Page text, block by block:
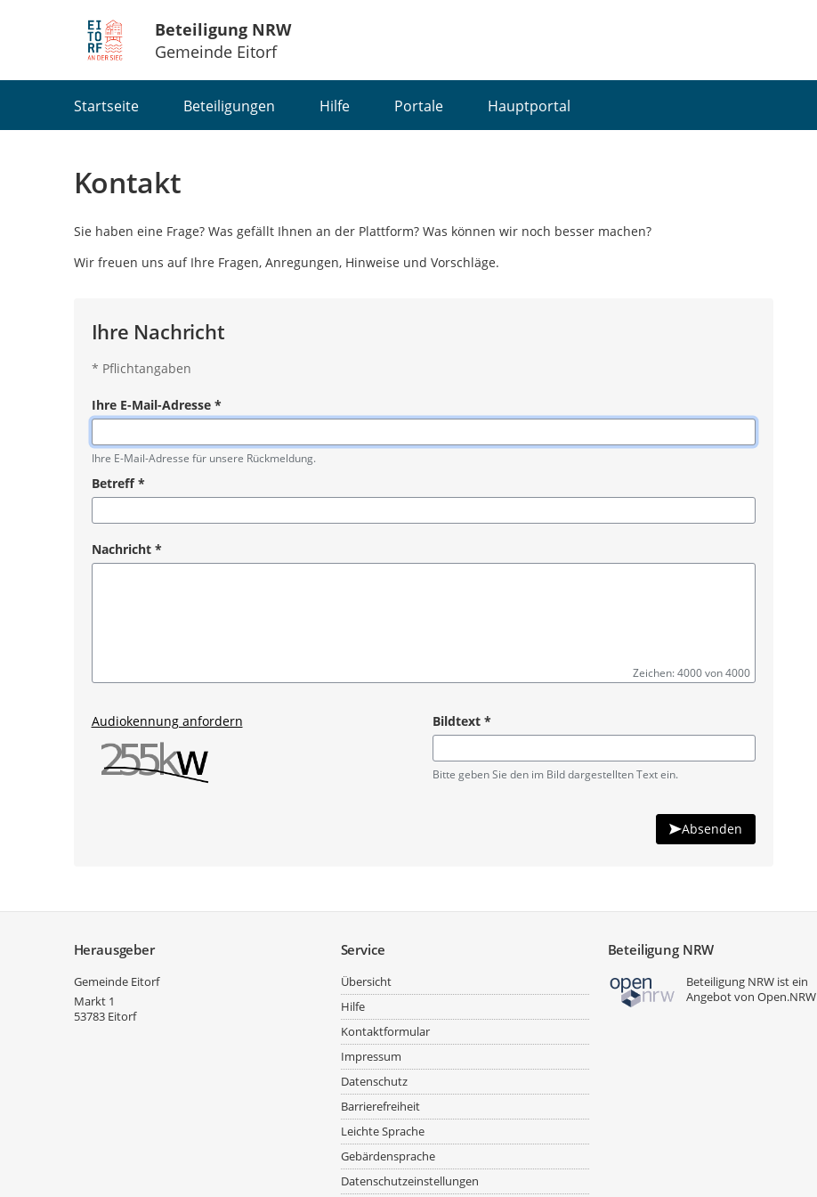
Beteiligung NRW
Gemeinde Eitorf
Startseite Beteiligungen Hilfe Portale Hauptportal
Kontakt
Sie haben eine Frage? Was gefällt Ihnen an der Plattform? Was können wir noch besser machen?
Wir freuen uns auf Ihre Fragen, Anregungen, Hinweise und Vorschläge.
Ihre Nachricht
* Pflichtangaben
Ihre E-Mail-Adresse*
Pflichtangabe
Ihre E-Mail-Adresse für unsere Rückmeldung.
Betreff*
Nachricht*
Zeichen: 4000 von 4000
Audiokennung anfordern Bildtext *
Pflichtangabe
Bitte geben Sie den im Bild dargestellten Text ein.
Absenden
Herausgeber
Gemeinde Eitorf
Markt 1
53783 Eitorf
Service
Übersicht
Hilfe
Kontaktformular
Impressum
Datenschutz
Barrierefreiheit
Leichte Sprache
Gebärdensprache
Datenschutzeinstellungen
Beteiligung NRW
Beteiligung NRW ist ein
Angebot vonOpen.NRW